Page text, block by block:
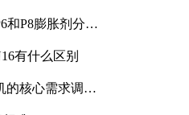
和P8膨胀剂分别
有什么区别
的核心需求调研